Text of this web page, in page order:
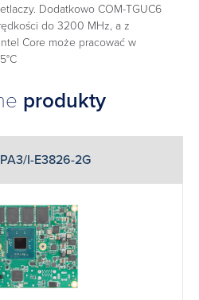
Dodatkowo COM-TGUC6
do 3200 MHz, a z
Core może pracować w
produkty
I-E3826-2G